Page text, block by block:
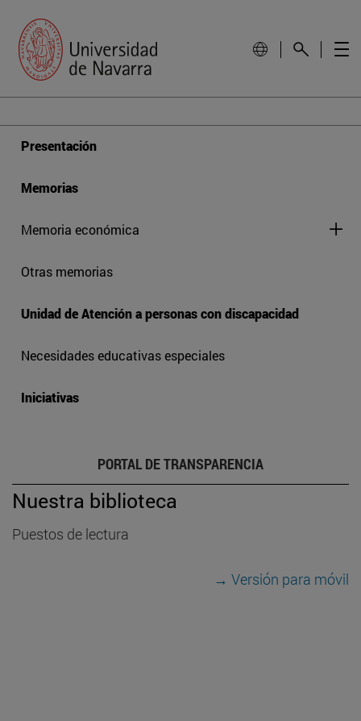
Presentación
Memorias
Memoria económica
Otras memorias
Unidad de Atención a personas con discapacidad
Necesidades educativas especiales
Iniciativas
PORTAL DE TRANSPARENCIA
Nuestra biblioteca
Puestos de lectura
→ Versión para móvil